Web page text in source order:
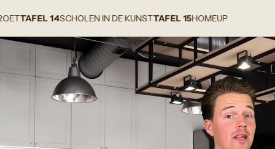
SCHOLEN IN DE KUNSTTAFEL 15HOMEUP TAFEL 1